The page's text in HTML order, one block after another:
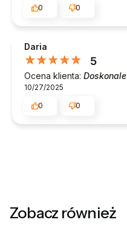
0
0
Daria
5
Ocena klienta: Doskonale
10/27/2025
0
0
Zobacz również